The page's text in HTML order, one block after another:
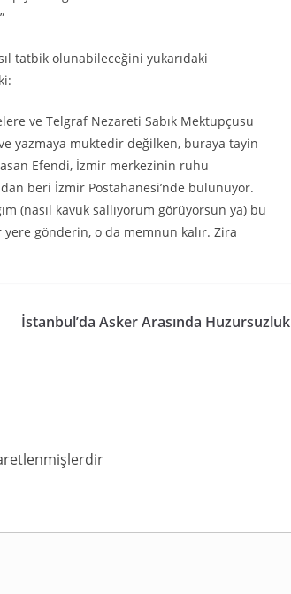
tatbik olunabileceğini yukarıdaki
ve Telgraf Nezareti Sabık Mektupçusu
yazmaya muktedir değilken, buraya tayin
Efendi, İzmir merkezinin ruhu
beri İzmir Postahanesi’nde bulunuyor.
(nasıl kavuk sallıyorum görüyorsun ya) bu
gönderin, o da memnun kalır. Zira
İstanbul’da Asker Arasında Huzursuzluk